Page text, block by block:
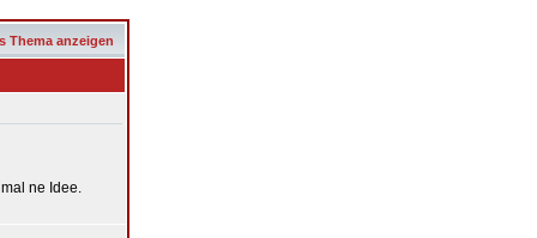
Thema anzeigen
ne Idee.